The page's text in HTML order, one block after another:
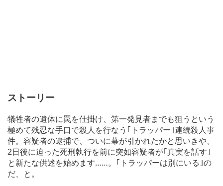
ストーリー
犠牲者の遺体に罠を仕掛け、第一発見者までも狙うという
極めて残忍な手口で殺人を行なう｢トラッパー｣連続殺人事
件。容疑者の逮捕で、ついに幕が引かれたかと思いきや、
2日後に迫った死刑執行を前に突如容疑者が｢真実を話す｣
と新たな供述を始めます……。｢トラッパーは別にいる｣の
だ、と。